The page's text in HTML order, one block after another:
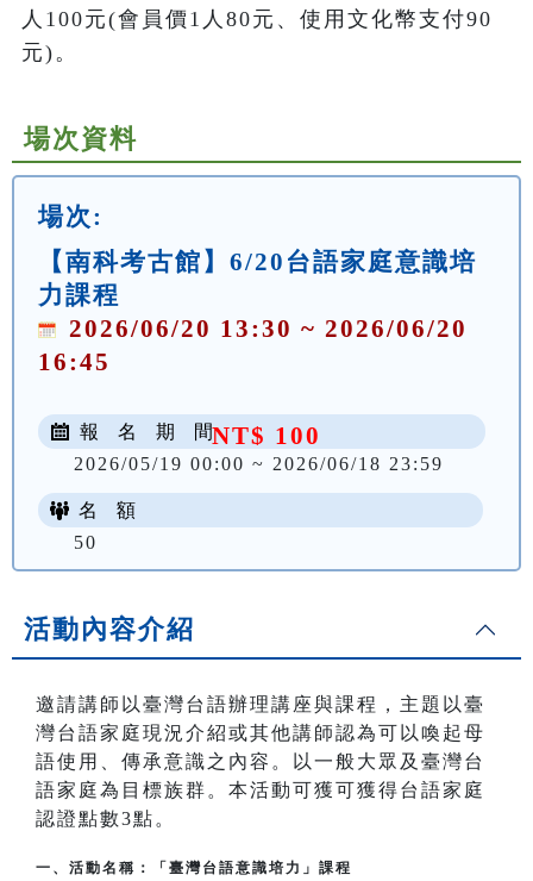
人100元(會員價1人80元、使用文化幣支付90
元)。
場次資料
場次:
【南科考古館】6/20台語家庭意識培
力課程
2026/06/20 13:30 ~ 2026/06/20
16:45
NT$ 100
報 名 期 間
2026/05/19 00:00 ~ 2026/06/18 23:59
名 額
50
活動內容介紹
邀請講師以臺灣台語辦理講座與課程，主題以臺
灣台語家庭現況介紹或其他講師認為可以喚起母
語使用、傳承意識之內容。以一般大眾及臺灣台
語家庭為目標族群。本活動可獲可獲得台語家庭
認證點數3點。
一、活動名稱：「臺灣台語意識培力」課程